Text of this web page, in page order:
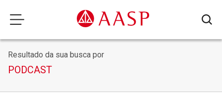
Resultado da sua busca por
PODCAST